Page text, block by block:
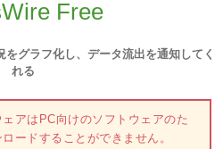
Free
グラフ化し、データ流出を通知してく
れる
アはPC向けのソフトウェアのた
ードすることができません。